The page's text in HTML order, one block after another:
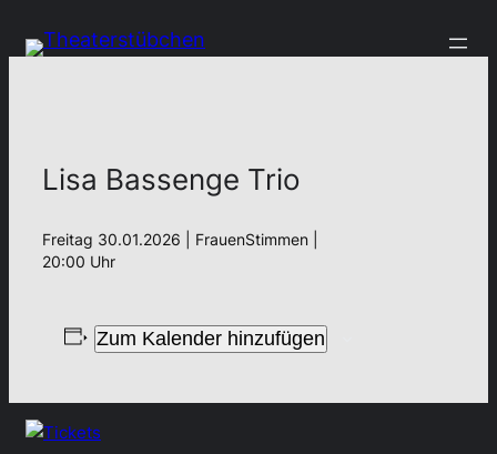
Lisa Bassenge Trio
Freitag 30.01.2026 | FrauenStimmen |
20:00 Uhr
Zum Kalender hinzufügen